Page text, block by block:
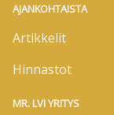
AJANKOHTAISTA
Artikkelit
Hinnastot
MR. LVI YRITYS